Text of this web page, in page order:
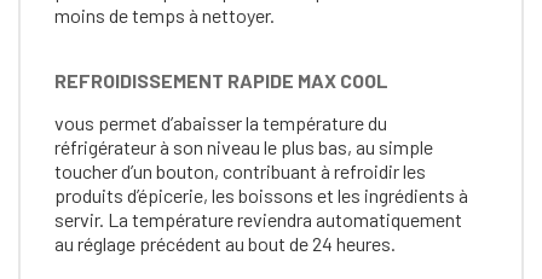
moins de temps à nettoyer.
REFROIDISSEMENT RAPIDE MAX COOL
vous permet d’abaisser la température du
réfrigérateur à son niveau le plus bas, au simple
toucher d’un bouton, contribuant à refroidir les
produits d’épicerie, les boissons et les ingrédients à
servir. La température reviendra automatiquement
au réglage précédent au bout de 24 heures.